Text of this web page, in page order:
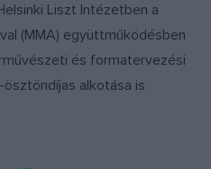
Liszt Intézetben a
(MMA) együttműködésben
és formatervezési
ösztöndíjas alkotása is